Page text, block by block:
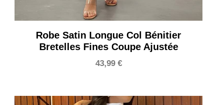
Robe Satin Longue Col Bénitier
Bretelles Fines Coupe Ajustée
43,99 €